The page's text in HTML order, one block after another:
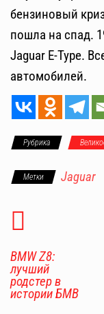
бензиновый
пошла на спад.
Jaguar E-Type.
автомобилей.
Рубрика
Метки Jaguar
BMW Z8:
лучший
родстер в
истории БМВ